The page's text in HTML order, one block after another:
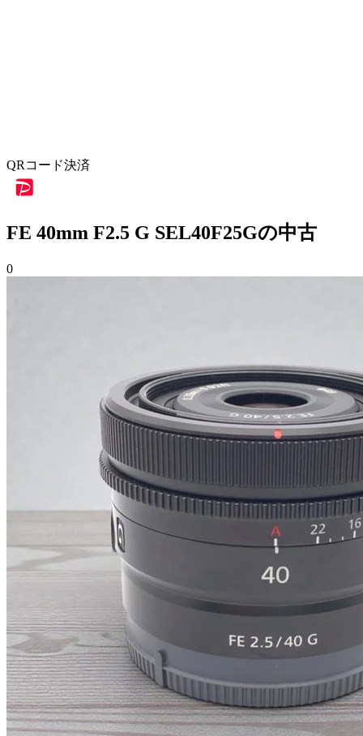
QRコード決済
FE 40mm F2.5 G SEL40F25Gの中古
0